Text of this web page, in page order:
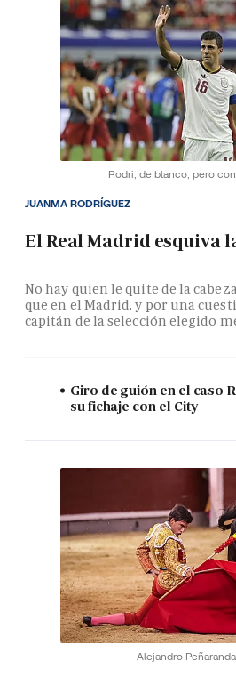
Rodri, de blanco, pero
El Real Madrid esquiva
No hay quien le quite de la
que en el Madrid, y por una
capitán de la selección elegido
JUANMA RODRÍGUEZ
Giro de guión en el caso
su fichaje con el City
Alejandro